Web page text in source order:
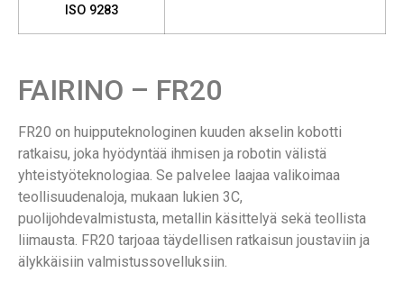
ISO 9283
FAIRINO – FR20
FR20 on huipputeknologinen kuuden akselin kobotti
ratkaisu, joka hyödyntää ihmisen ja robotin välistä
yhteistyöteknologiaa. Se palvelee laajaa valikoimaa
teollisuudenaloja, mukaan lukien 3C,
puolijohdevalmistusta, metallin käsittelyä sekä teollista
liimausta. FR20 tarjoaa täydellisen ratkaisun joustaviin ja
älykkäisiin valmistussovelluksiin.